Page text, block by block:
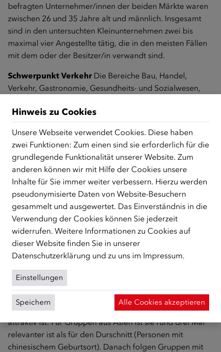
befragten Unternehmer/innen der beiden Märkte waren
zwischen 26 und 35 Jahre alt und männlich. Insgesamt
sind in den untersuchten Kleinunternehmen zwei bis
maximal vier Angestellte tätig, die in den meisten Fällen
mit dem oder der Besitzer/in verwandt sind.
Schwerpunkt VerkehrDie Bereiche Bau, Handel,
Verkehr, Gastronomie, Gesundheits- und Sozialwesen,
körpernahe Dienstleistungen (Friseur- oder
Kosmetikbetriebe, Sexarbeit) sind stärker von
migrantischer Selbständigkeit geprägt, Spitzenreiter ist
der Branchensektor Verkehr mit Tätigkeiten im Bereich
Post- und Kurierdienstleistungen, also beispielsweise
Fahrradbot/innen, Essens- oder Zeitungszusteller/innen.
Dabei stechen vor allem die Herkunftsländer Indien,
Ägypten und Afghanistan hervor. Im Handel bilden der
Verkauf an Marktständen und auf Märkten,
(Gebraucht-)Fahrzeughandel, oft in Kombination mit
Reparaturdienstleistungen (insbesondere für Personen
mit einem Geburtsort ehemaliges Jugoslawien), Verkauf
von Telekommunikationsgeräten und
Unterhaltungselektronik sowie Lebensmitteleinzelhandel
(insbesondere bei türkischstämmigen Personen) die
Schwerpunkte. Auch die Gastronomie ist ein Bereich, der
für nicht-österreichische Erwerbspersonen besonders
attraktiv ist: Für Gruppen aus Asien ist sie rund drei Mal
relevanter ist als für den Durschnitt (Personen mit
chinesischem Geburtsort). Danach folgen Gruppen mit
Hinweis zu Cookies
Unsere Webseite verwendet Cookies. Diese haben
zwei Funktionen: Zum einen sind sie erforderlich für die
grundlegende Funktionalität unserer Website. Zum
anderen können wir mit Hilfe der Cookies unsere
Inhalte für Sie immer weiter verbessern. Hierzu werden
pseudonymisierte Daten von Website-Besuchern
gesammelt und ausgewertet. Das Einverständnis in die
Verwendung der Cookies können Sie jederzeit
widerrufen. Weitere Informationen zu Cookies auf
dieser Website finden Sie in unserer
Datenschutzerklärung und zu uns im Impressum.
Einstellungen
Speichern Alle Cookies akzeptieren